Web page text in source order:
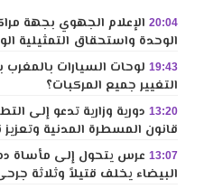
20:04 الإعلام الجهوي بجهة
الوحدة واستحقاق التمثيلية
19:43 لوحات السيارات
التغيير جميع المركبات؟
13:20 دورية وزارية تدعو إلى
قانون المسطرة المدنية وتعزيز
13:07 عرس يتحول إلى مأساة
البيضاء يخلف قتيلاً وثلاثة